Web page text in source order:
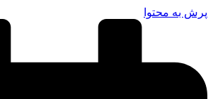
پرش به محتوا